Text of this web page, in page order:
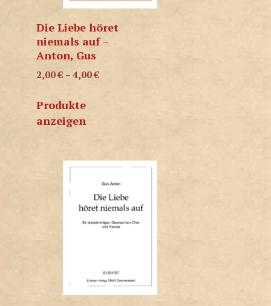
Die Liebe höret
niemals auf –
Anton, Gus
2,00€ – 4,00€
Produkte
anzeigen